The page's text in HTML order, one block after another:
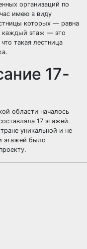
организаций по
имею в виду
которых — равна
каждый этаж — это
такая лестница
17-
области началось
17 этажей.
уникальной и не
этажей было